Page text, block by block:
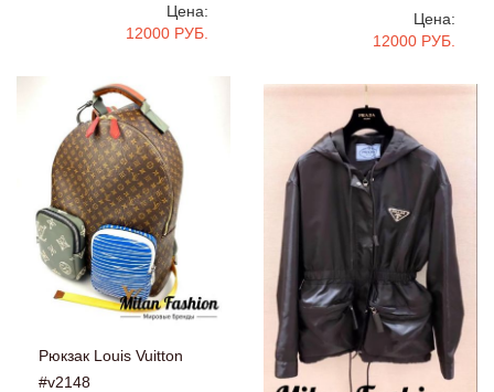
Цена:
12000 РУБ.
Цена:
12000 РУБ.
Рюкзак Louis Vuitton
#v2148